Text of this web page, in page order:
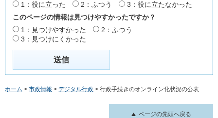
1：役に立った
2：ふつう
3：役に立たなかった
このページの情報は見つけやすかったですか？
1：見つけやすかった
2：ふつう
3：見つけにくかった
ホーム > 市政情報 > デジタル行政 > 行政手続きのオンライン化状況の公表
ページの先頭へ戻る